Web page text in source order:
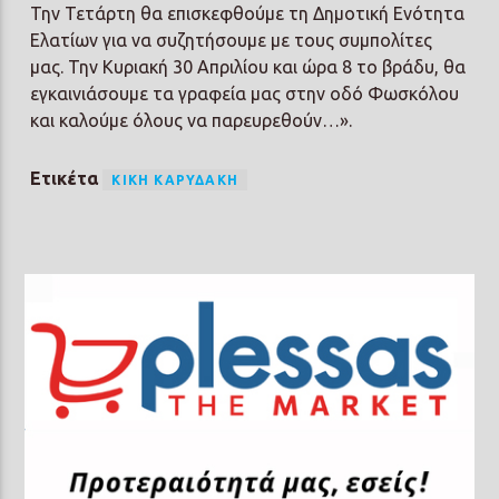
Την Τετάρτη θα επισκεφθούμε τη Δημοτική Ενότητα
Ελατίων για να συζητήσουμε με τους συμπολίτες
μας. Την Κυριακή 30 Απριλίου και ώρα 8 το βράδυ, θα
εγκαινιάσουμε τα γραφεία μας στην οδό Φωσκόλου
και καλούμε όλους να παρευρεθούν…».
Ετικέτα ΚΙΚΉ ΚΑΡΥΔΆΚΗ